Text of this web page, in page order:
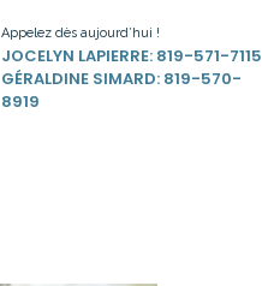
Appelez dès aujourd’hui !
JOCELYN LAPIERRE: 819-571-7115
GÉRALDINE SIMARD: 819-570-
8919